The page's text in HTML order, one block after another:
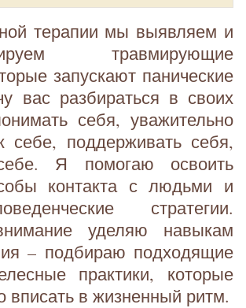
терапии мы выявляем и
травмирующие
запускают панические
вас разбираться в своих
себя, уважительно
себе, поддерживать себя,
Я помогаю освоить
контакта с людьми и
стратегии.
уделяю навыкам
– подбираю подходящие
практики, которые
вписать в жизненный ритм.